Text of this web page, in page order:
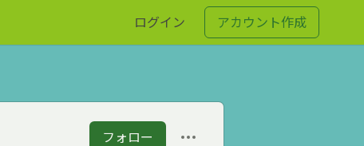
ログイン アカウント作成
フォロー